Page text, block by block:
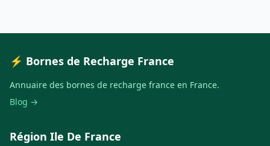
⚡ Bornes de Recharge France
Annuaire des bornes de recharge france en France.
Blog →
Région Ile De France